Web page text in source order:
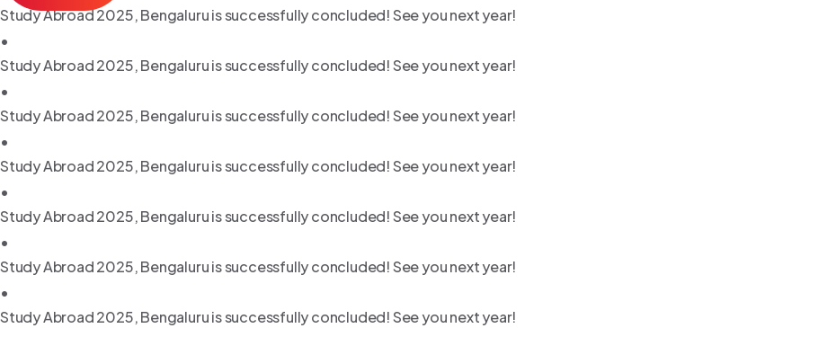
Study Abroad 2025, Bengaluru is successfully concluded! See you next year!
•
Study Abroad 2025, Bengaluru is successfully concluded! See you next year!
•
Study Abroad 2025, Bengaluru is successfully concluded! See you next year!
•
Study Abroad 2025, Bengaluru is successfully concluded! See you next year!
•
Study Abroad 2025, Bengaluru is successfully concluded! See you next year!
•
Study Abroad 2025, Bengaluru is successfully concluded! See you next year!
•
Study Abroad 2025, Bengaluru is successfully concluded! See you next year!